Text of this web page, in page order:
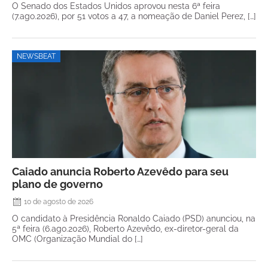
O Senado dos Estados Unidos aprovou nesta 6ª feira
(7.ago.2026), por 51 votos a 47, a nomeação de Daniel Perez, […]
NEWSBEAT
Caiado anuncia Roberto Azevêdo para seu
plano de governo
10 de agosto de 2026
O candidato à Presidência Ronaldo Caiado (PSD) anunciou, na
5ª feira (6.ago.2026), Roberto Azevêdo, ex-diretor-geral da
OMC (Organização Mundial do […]